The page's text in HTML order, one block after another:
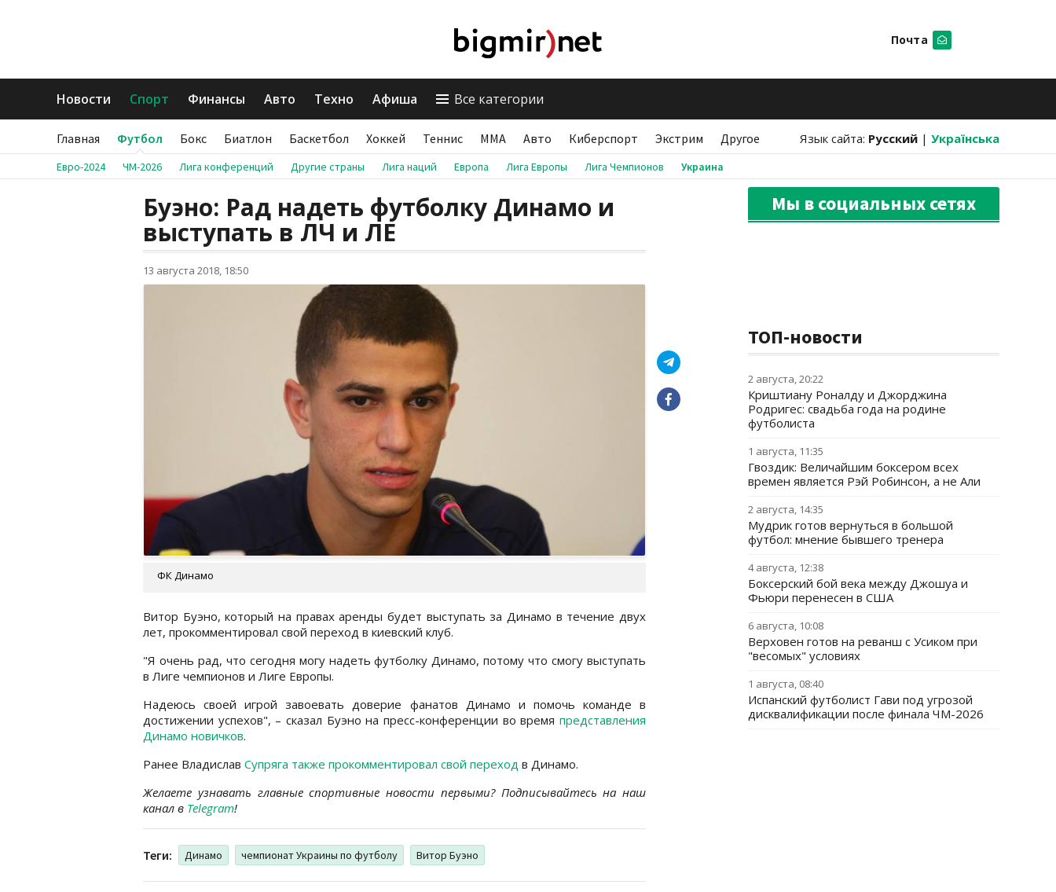
Почта
Новости Спорт Финансы Авто Техно Афиша Все категории
Главная Футбол Бокс Биатлон Баскетбол Хоккей Теннис ММА Авто Киберспорт Экстрим Другое Язык сайта: Русский | Українська
Евро-2024 ЧМ-2026 Лига конференций Другие страны Лига наций Европа Лига Европы Лига Чемпионов Украина
Буэно: Рад надеть футболку Динамо и
выступать в ЛЧ и ЛЕ
13 августа 2018, 18:50
ФК Динамо
Витор Буэно, который на правах аренды будет выступать за Динамо в течение двух
лет, прокомментировал свой переход в киевский клуб.
"Я очень рад, что сегодня могу надеть футболку Динамо, потому что смогу выступать
в Лиге чемпионов и Лиге Европы.
Надеюсь своей игрой завоевать доверие фанатов Динамо и помочь команде в
достижении успехов", – сказал Буэно на пресс-конференции во время представления
Динамо новичков.
Ранее Владислав Супряга также прокомментировал свой переход в Динамо.
Желаете узнавать главные спортивные новости первыми? Подписывайтесь на наш
канал в Telegram!
Теги: Динамо чемпионат Украины по футболу Витор Буэно
Мы в социальных сетях
ТОП-новости
2 августа, 20:22
Криштиану Роналду и Джорджина
Родригес: свадьба года на родине
футболиста
1 августа, 11:35
Гвоздик: Величайшим боксером всех
времен является Рэй Робинсон, а не Али
2 августа, 14:35
Мудрик готов вернуться в большой
футбол: мнение бывшего тренера
4 августа, 12:38
Боксерский бой века между Джошуа и
Фьюри перенесен в США
6 августа, 10:08
Верховен готов на реванш с Усиком при
"весомых" условиях
1 августа, 08:40
Испанский футболист Гави под угрозой
дисквалификации после финала ЧМ-2026